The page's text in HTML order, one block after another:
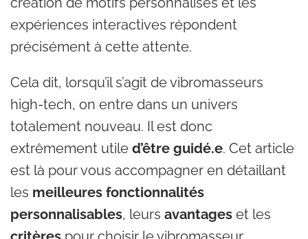
expériences interactives répondent
précisément à cette attente.
Cela dit, lorsqu’il s’agit de vibromasseurs
high-tech, on entre dans un univers
totalement nouveau. Il est donc
extrêmement utile d’être guidé.e. Cet article
est là pour vous accompagner en détaillant
les meilleures fonctionnalités
personnalisables, leurs avantages et les